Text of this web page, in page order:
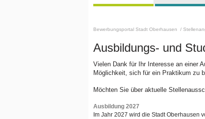
Bewerbungsportal Stadt Oberhausen /
Ausbildungs- und
Vielen Dank für Ihr Interesse an einer
Möglichkeit, sich für ein Praktikum zu
Möchten Sie über aktuelle
Ausbildung 2027
Im Jahr 2027 wird die Stadt Oberhausen